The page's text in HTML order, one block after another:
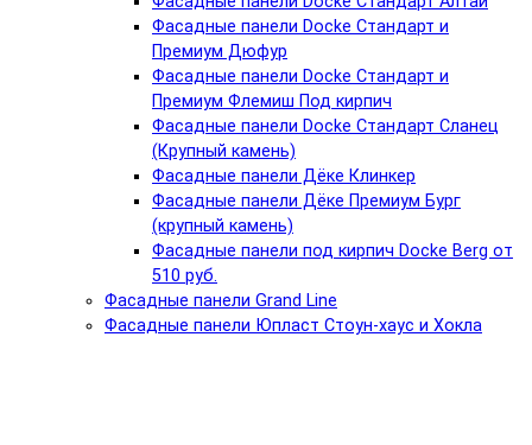
Фасадные панели Docke Стандарт и
Премиум Дюфур
Фасадные панели Docke Стандарт и
Премиум Флемиш Под кирпич
Фасадные панели Docke Стандарт Сланец
(Крупный камень)
Фасадные панели Дёке Клинкер
Фасадные панели Дёке Премиум Бург
(крупный камень)
Фасадные панели под кирпич Docke Berg от
510 руб.
Фасадные панели Grand Line
Фасадные панели Юпласт Стоун-хаус и Хокла